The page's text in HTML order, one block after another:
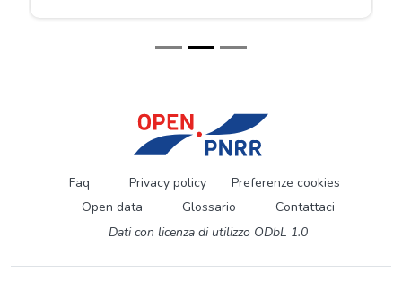
Faq Privacy policy
Preferenze cookies
Open data
Glossario
Contattaci
Dati con licenza di utilizzo ODbL 1.0